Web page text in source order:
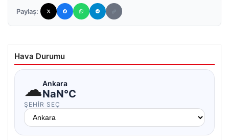
Paylaş:
Hava Durumu
☁Ankara
NaN°C
ŞEHIR SEÇ